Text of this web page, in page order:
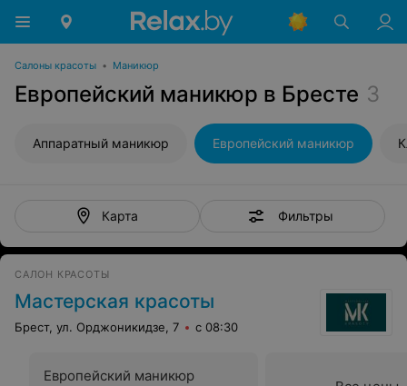
Салоны красоты • Маникюр
Европейский маникюр в Бресте 3
Аппаратный маникюр Европейский маникюр
Карта Фильтры
САЛОН КРАСОТЫ
Мастерская красоты
Брест, ул. Орджоникидзе, 7 с 08:30
Европейский маникюр